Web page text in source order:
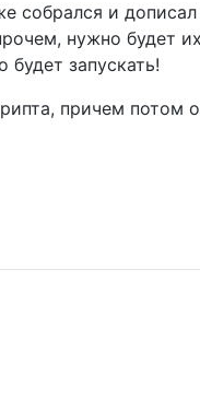
собрался и
нужно будет
запускать!
причем потом